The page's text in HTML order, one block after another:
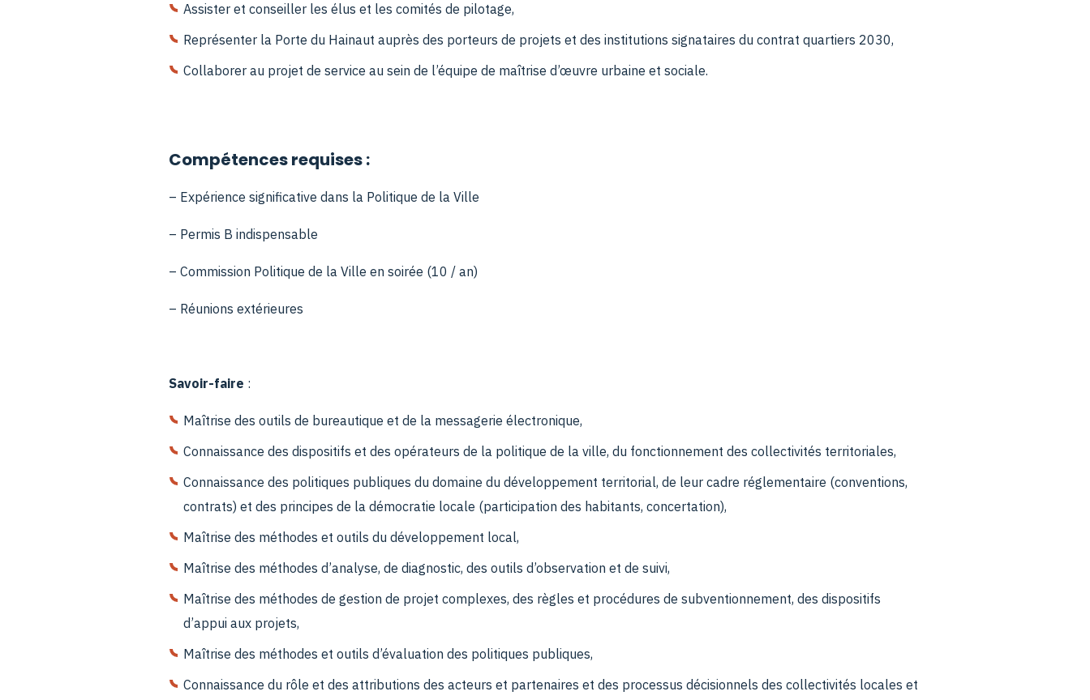
Assister et conseiller les élus et les comités de pilotage,
Représenter la Porte du Hainaut auprès des porteurs de projets et des institutions signataires du contrat quartiers 2030,
Collaborer au projet de service au sein de l’équipe de maîtrise d’œuvre urbaine et sociale.
Compétences requises :
– Expérience significative dans la Politique de la Ville
– Permis B indispensable
– Commission Politique de la Ville en soirée (10 / an)
– Réunions extérieures
Savoir-faire :
Maîtrise des outils de bureautique et de la messagerie électronique,
Connaissance des dispositifs et des opérateurs de la politique de la ville, du fonctionnement des collectivités territoriales,
Connaissance des politiques publiques du domaine du développement territorial, de leur cadre réglementaire (conventions,
contrats) et des principes de la démocratie locale (participation des habitants, concertation),
Maîtrise des méthodes et outils du développement local,
Maîtrise des méthodes d’analyse, de diagnostic, des outils d’observation et de suivi,
Maîtrise des méthodes de gestion de projet complexes, des règles et procédures de subventionnement, des dispositifs
d’appui aux projets,
Maîtrise des méthodes et outils d’évaluation des politiques publiques,
Connaissance du rôle et des attributions des acteurs et partenaires et des processus décisionnels des collectivités locales et